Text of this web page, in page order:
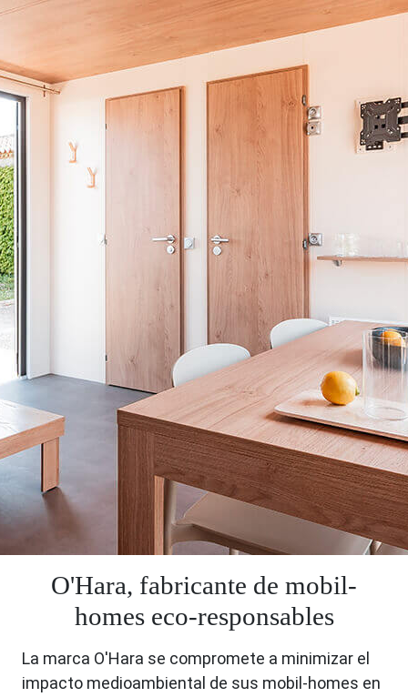
O'Hara, fabricante de mobil-
homes eco-responsables
La marca O'Hara se compromete a minimizar el
impacto medioambiental de sus mobil-homes en